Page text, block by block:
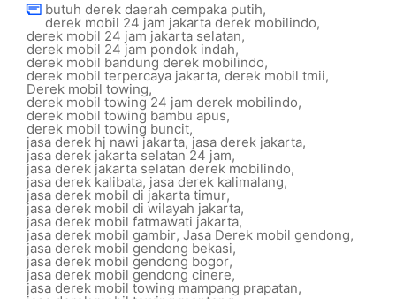
butuh derek daerah cempaka putih,
derek mobil 24 jam jakarta derek mobilindo,
derek mobil 24 jam jakarta selatan,
derek mobil 24 jam pondok indah,
derek mobil bandung derek mobilindo,
derek mobil terpercaya jakarta, derek mobil tmii,
Derek mobil towing,
derek mobil towing 24 jam derek mobilindo,
derek mobil towing bambu apus,
derek mobil towing buncit,
jasa derek hj nawi jakarta,jasa derek jakarta,
jasa derek jakarta selatan 24 jam,
jasa derek jakarta selatan derek mobilindo,
jasa derek kalibata, jasa derek kalimalang,
jasa derek mobil di jakarta timur,
jasa derek mobil di wilayah jakarta,
jasa derek mobil fatmawati jakarta,
jasa derek mobil gambir, Jasa Derek mobil gendong,
jasa derek mobil gendong bekasi,
jasa derek mobil gendong bogor,
jasa derek mobil gendong cinere,
jasa derek mobil towing mampang prapatan,